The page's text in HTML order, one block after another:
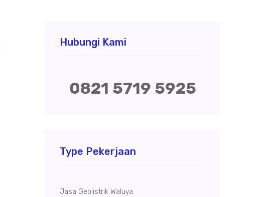
Hubungi Kami
0821 5719 5925
Type Pekerjaan
Jasa Geolistrik Waluya